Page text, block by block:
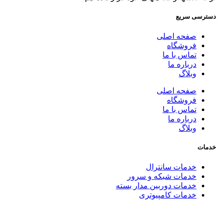
دسترسی سریع
صفحه اصلی
فروشگاه
تماس با ما
درباره ما
وبلاگ
صفحه اصلی
فروشگاه
تماس با ما
درباره ما
وبلاگ
خدمات
خدمات سانترال
خدمات شبکه و سرور
خدمات دوربین مدار بسته
خدمات کامپیوتری